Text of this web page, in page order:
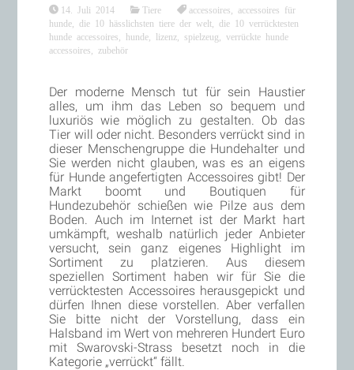
14. Juli 2014 Tiere accessoires ,accessoires für
hunde ,die 10 hässlichsten tiere der welt ,die 10 verrücktesten
hunde accessoires
hunde lizenz spielzeug ,verrückte hunde
accessoires
zubehör
Der moderne Mensch tut für sein Haustier
alles, um ihm das Leben so bequem und
luxuriös wie möglich zu gestalten. Ob das
Tier will oder nicht. Besonders verrückt sind in
dieser Menschengruppe die Hundehalter und
Sie werden nicht glauben, was es an eigens
für Hunde angefertigten Accessoires gibt! Der
Markt boomt und Boutiquen für
Hundezubehör schießen wie Pilze aus dem
Boden. Auch im Internet ist der Markt hart
umkämpft, weshalb natürlich jeder Anbieter
versucht, sein ganz eigenes Highlight im
Sortiment zu platzieren. Aus diesem
speziellen Sortiment haben wir für Sie die
verrücktesten Accessoires herausgepickt und
dürfen Ihnen diese vorstellen. Aber verfallen
Sie bitte nicht der Vorstellung, dass ein
Halsband im Wert von mehreren Hundert Euro
mit Swarovski-Strass besetzt noch in die
Kategorie „verrückt“ fällt.